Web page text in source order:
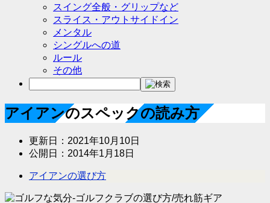
スイング全般・グリップなど
スライス・アウトサイドイン
メンタル
シングルへの道
ルール
その他
アイアンのスペックの読み方
更新日： 2021年10月10日
公開日： 2014年1月18日
アイアンの選び方